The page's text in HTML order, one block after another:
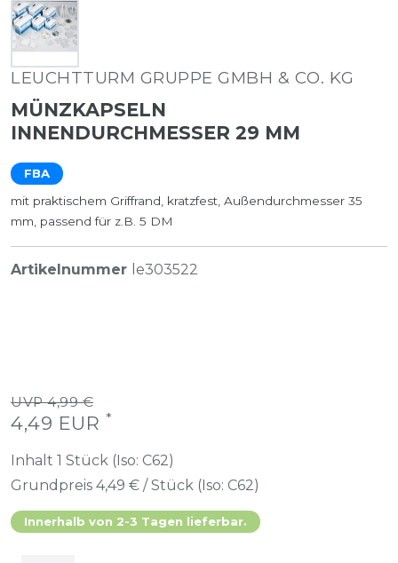
LEUCHTTURM GRUPPE GMBH & CO. KG
MÜNZKAPSELN
INNENDURCHMESSER 29 MM
FBA
mit praktischem Griffrand, kratzfest, Außendurchmesser 35
mm, passend für z.B. 5 DM
Artikelnummer le303522
UVP 4,99 €
4,49 EUR *
Inhalt 1 Stück (Iso: C62)
Grundpreis 4,49 € / Stück (Iso: C62)
Innerhalb von 2-3 Tagen lieferbar.